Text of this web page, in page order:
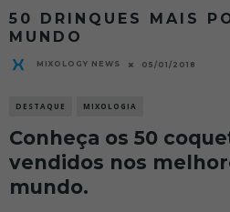
50 DRINQUES MAIS
MUNDO
MIXOLOGY NEWS 05/01/2018
DESTAQUE MIXOLOGIA
Conheça os 50
vendidos nos
mundo.